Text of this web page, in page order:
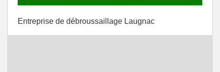
Entreprise de débroussaillage Laugnac